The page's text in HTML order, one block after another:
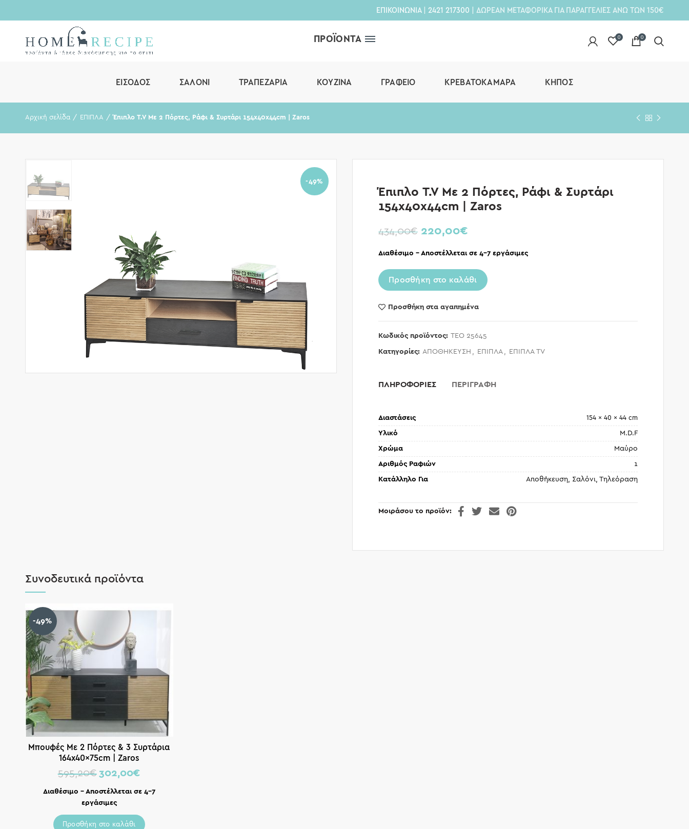
ΕΠΙΚΟΙΝΩΝΙΑ| 2421 217300 | ΔΩΡΕΑΝ ΜΕΤΑΦΟΡΙΚΑ ΓΙΑ ΠΑΡΑΓΓΕΛΙΕΣ ΑΝΩ ΤΩΝ 150€
ΠΡΟΪΟΝΤΑ 0 0
ΕΊΣΟΔΟΣ ΣΑΛΌΝΙ ΤΡΑΠΕΖΑΡΊΑ ΚΟΥΖΊΝΑ ΓΡΑΦΕΊΟ ΚΡΕΒΑΤΟΚΆΜΑΡΑ ΚΉΠΟΣ
Αρχική σελίδα ΕΠΙΠΛΑ Έπιπλο T.V Με 2 Πόρτες, Ράφι & Συρτάρι 154x40x44cm | Zaros
-49%
Έπιπλο T.V Με 2 Πόρτες, Ράφι & Συρτάρι
154x40x44cm | Zaros
434,00€ 220,00€
Διαθέσιμο – Αποστέλλεται σε 4-7 εργάσιμες
Προσθήκη στο καλάθι
Προσθήκη στα αγαπημένα
Κωδικός προϊόντος: TEO 25645
Κατηγορίες: ΑΠΟΘΗΚΕΥΣΗ , ΕΠΙΠΛΑ , ΕΠΙΠΛΑ TV
ΠΛΗΡΟΦΟΡΙΕΣ ΠΕΡΙΓΡΑΦΉ
Διαστάσεις 154 × 40 × 44 cm
Υλικό M.D.F
Χρώμα Μαύρο
Αριθμός Ραφιών 1
Κατάλληλο Για Αποθήκευση, Σαλόνι, Τηλεόραση
Μοιράσου το προϊόν
Συνοδευτικά προϊόντα
-49%
Μπουφές Με 2 Πόρτες & 3 Συρτάρια
164x40x75cm | Zaros
595,20€ 302,00€
Διαθέσιμο – Αποστέλλεται σε 4-7
εργάσιμες
Προσθήκη στο καλάθι